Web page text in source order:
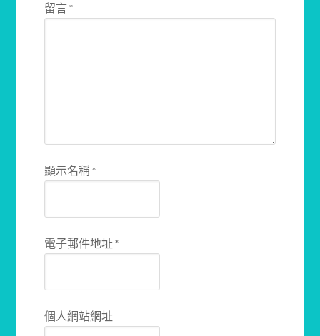
留言*
顯示名稱*
電子郵件地址*
個人網站網址